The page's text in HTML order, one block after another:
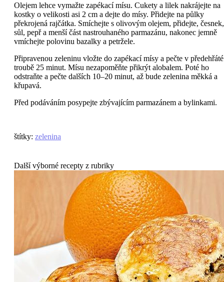
Olejem lehce vymažte zapékací mísu. Cukety a lilek nakrájejte na
kostky o velikosti asi 2 cm a dejte do mísy. Přidejte na půlky
překrojená rajčátka. Smíchejte s olivovým olejem, přidejte, česnek,
sůl, pepř a menší část nastrouhaného parmazánu, nakonec jemně
vmíchejte polovinu bazalky a petržele.
Připravenou zeleninu vložte do zapékací mísy a pečte v předehřáté
troubě 25 minut. Mísu nezapoměňte přikrýt alobalem. Poté ho
odstraňte a pečte dalších 10–20 minut, až bude zelenina měkká a
křupavá.
Před podáváním posypejte zbývajícím parmazánem a bylinkami.
štítky: zelenina
Další výborné recepty z rubriky